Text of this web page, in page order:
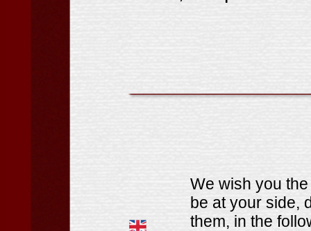
We wish you
be at your side,
them, in the